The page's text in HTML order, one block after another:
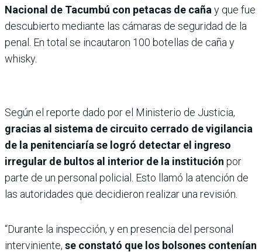
Nacional de Tacumbú con petacas de caña y que fue
descubierto mediante las cámaras de seguridad de la
penal. En total se incautaron 100 botellas de caña y
whisky.
Según el reporte dado por el Ministerio de Justicia,
gracias al sistema de circuito cerrado de vigilancia
de la penitenciaría se logró detectar el ingreso
irregular de bultos al interior de la institución por
parte de un personal policial. Esto llamó la atención de
las autoridades que decidieron realizar una revisión.
“Durante la inspección, y en presencia del personal
interviniente, se constató que los bolsones contenían